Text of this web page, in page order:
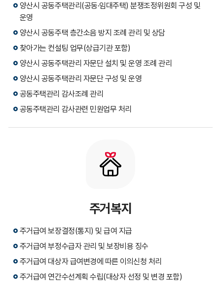
양산시 공동주택관리(공동·임대주택) 분쟁조정위원회 구성 및
운영
양산시 공동주택 층간소음 방지 조례 관리 및 상담
찾아가는 컨설팅 업무(상급기관 포함)
양산시 공동주택관리 자문단 설치 및 운영 조례 관리
양산시 공동주택관리 자문단 구성 및 운영
공동주택관리 감사조례 관리
공동주택관리 감사관련 민원업무 처리
주거복지
주거급여 보장결정(통지) 및 급여 지급
주거급여 부정수급자 관리 및 보장비용 징수
주거급여 대상자 급여변경에 따른 이의신청 처리
주거급여 연간수선계획 수립(대상자 선정 및 변경 포함)